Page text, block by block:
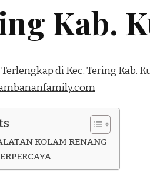
Kab.
di Kec. Tering Kab.
KOLAM RENANG